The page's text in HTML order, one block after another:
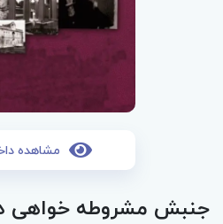
مشاهده
جنبش مشروطه خواهی